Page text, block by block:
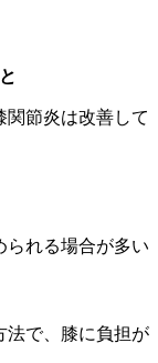
関節炎は改善して
られる場合が多い
法で、膝に負担が